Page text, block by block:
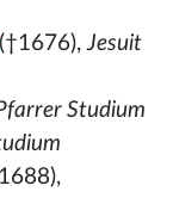
Jesuit
Studium